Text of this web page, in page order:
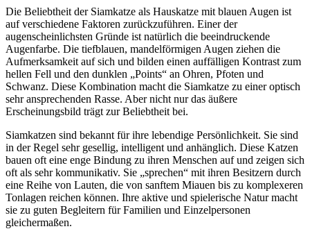
Die Beliebtheit der Siamkatze als Hauskatze mit blauen Augen ist
auf verschiedene Faktoren zurückzuführen. Einer der
augenscheinlichsten Gründe ist natürlich die beeindruckende
Augenfarbe. Die tiefblauen, mandelförmigen Augen ziehen die
Aufmerksamkeit auf sich und bilden einen auffälligen Kontrast zum
hellen Fell und den dunklen „Points“ an Ohren, Pfoten und
Schwanz. Diese Kombination macht die Siamkatze zu einer optisch
sehr ansprechenden Rasse. Aber nicht nur das äußere
Erscheinungsbild trägt zur Beliebtheit bei.
Siamkatzen sind bekannt für ihre lebendige Persönlichkeit. Sie sind
in der Regel sehr gesellig, intelligent und anhänglich. Diese Katzen
bauen oft eine enge Bindung zu ihren Menschen auf und zeigen sich
oft als sehr kommunikativ. Sie „sprechen“ mit ihren Besitzern durch
eine Reihe von Lauten, die von sanftem Miauen bis zu komplexeren
Tonlagen reichen können. Ihre aktive und spielerische Natur macht
sie zu guten Begleitern für Familien und Einzelpersonen
gleichermaßen.